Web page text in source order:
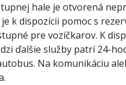
hale je otvorená
k dispozícii pomoc s
pre vozíčkarov. K
ďalšie služby patrí 24-
Na komunikáciu